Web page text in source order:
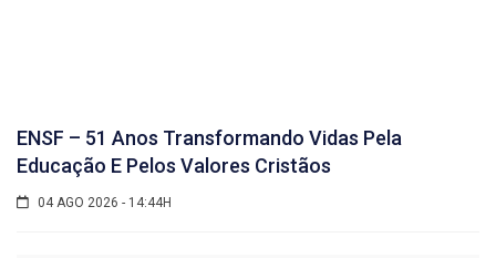
ENSF – 51 Anos Transformando Vidas Pela
Educação E Pelos Valores Cristãos
04 AGO 2026 - 14:44H